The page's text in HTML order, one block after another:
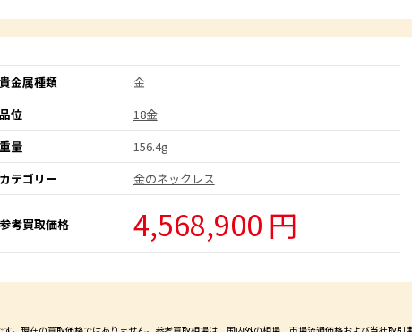
貴金属種類
金
品位
18金
重量
156.4g
カテゴリー
金のネックレス
参考買取価格 4,568,900 円